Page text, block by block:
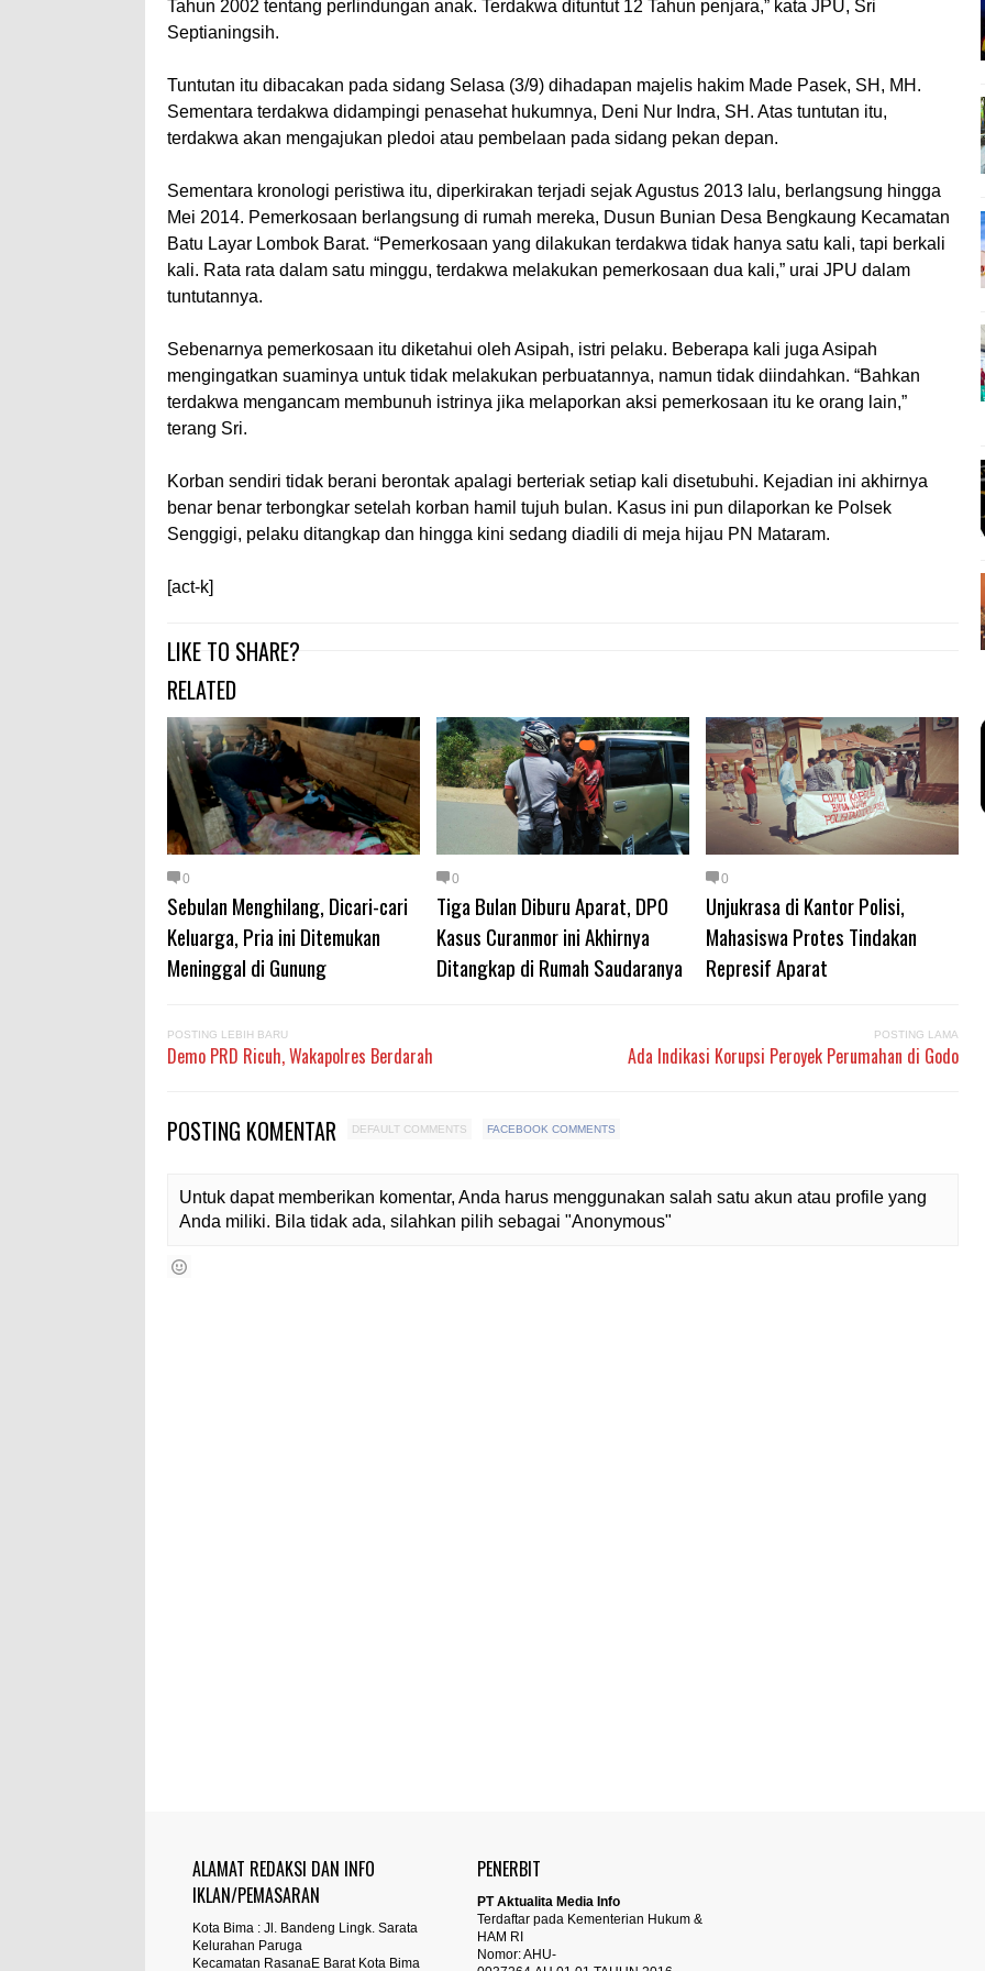
Tahun 2002 tentang perlindungan anak. Terdakwa dituntut 12 Tahun penjara,” kata JPU, Sri
Septianingsih.
Tuntutan itu dibacakan pada sidang Selasa (3/9) dihadapan majelis hakim Made Pasek, SH, MH.
Sementara terdakwa didampingi penasehat hukumnya, Deni Nur Indra, SH. Atas tuntutan itu,
terdakwa akan mengajukan pledoi atau pembelaan pada sidang pekan depan.
Sementara kronologi peristiwa itu, diperkirakan terjadi sejak Agustus 2013 lalu, berlangsung hingga
Mei 2014. Pemerkosaan berlangsung di rumah mereka, Dusun Bunian Desa Bengkaung Kecamatan
Batu Layar Lombok Barat. “Pemerkosaan yang dilakukan terdakwa tidak hanya satu kali, tapi berkali
kali. Rata rata dalam satu minggu, terdakwa melakukan pemerkosaan dua kali,” urai JPU dalam
tuntutannya.
Sebenarnya pemerkosaan itu diketahui oleh Asipah, istri pelaku. Beberapa kali juga Asipah
mengingatkan suaminya untuk tidak melakukan perbuatannya, namun tidak diindahkan. “Bahkan
terdakwa mengancam membunuh istrinya jika melaporkan aksi pemerkosaan itu ke orang lain,”
terang Sri.
Korban sendiri tidak berani berontak apalagi berteriak setiap kali disetubuhi. Kejadian ini akhirnya
benar benar terbongkar setelah korban hamil tujuh bulan. Kasus ini pun dilaporkan ke Polsek
Senggigi, pelaku ditangkap dan hingga kini sedang diadili di meja hijau PN Mataram.
[act-k]
LIKE TO SHARE?
RELATED
0
Sebulan Menghilang, Dicari-cari
Keluarga, Pria ini Ditemukan
Meninggal di Gunung
0
Tiga Bulan Diburu Aparat, DPO
Kasus Curanmor ini Akhirnya
Ditangkap di Rumah Saudaranya
0
Unjukrasa di Kantor Polisi,
Mahasiswa Protes Tindakan
Represif Aparat
POSTING LEBIH BARU
Demo PRD Ricuh, Wakapolres Berdarah
POSTING LAMA
Ada Indikasi Korupsi Peroyek Perumahan di Godo
POSTING KOMENTAR DEFAULT COMMENTS FACEBOOK COMMENTS
Untuk dapat memberikan komentar, Anda harus menggunakan salah satu akun atau profile yang
Anda miliki. Bila tidak ada, silahkan pilih sebagai "Anonymous"
ALAMAT REDAKSI DAN INFO
IKLAN/PEMASARAN
Kota Bima : Jl. Bandeng Lingk. Sarata
Kelurahan Paruga
Kecamatan RasanaE Barat Kota Bima
PENERBIT
PT Aktualita Media Info
Terdaftar pada Kementerian Hukum &
HAM RI
Nomor: AHU-